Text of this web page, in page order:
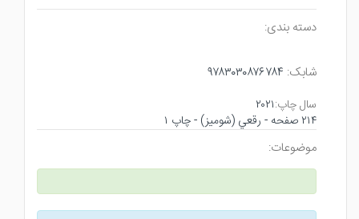
دسته بندی:
شابک: ۹۷۸۳۰۳۰۸۷۶۷۸۴
سال چاپ:۲۰۲۱
۲۱۴ صفحه - رقعي (شوميز) - چاپ ۱
موضوعات: